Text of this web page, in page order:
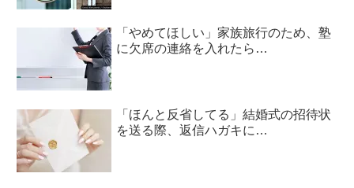
「やめてほしい」家族旅行のため、塾
に欠席の連絡を入れたら…
「ほんと反省してる」結婚式の招待状
を送る際、返信ハガキに…